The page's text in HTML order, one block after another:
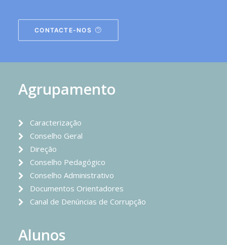
CONTACTE-NOS
Agrupamento
Caracterização
Conselho Geral
Direção
Conselho Pedagógico
Conselho Administrativo
Documentos Orientadores
Canal de Denúncias de Corrupção
Alunos